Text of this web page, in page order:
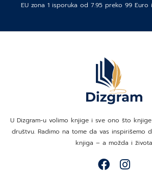
EU zona 1 isporuka od 7.95 preko 99 Euro
U Dizgram-u volimo knjige i sve ono što
društvu. Radimo na tome da vas inspirišemo
knjiga – a možda i
F
I